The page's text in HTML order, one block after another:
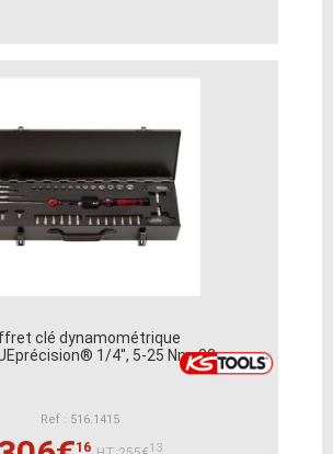
clé dynamométrique
1/4'', 5-25 Nm, 32 pcs
Ref : 516.1415
16 13